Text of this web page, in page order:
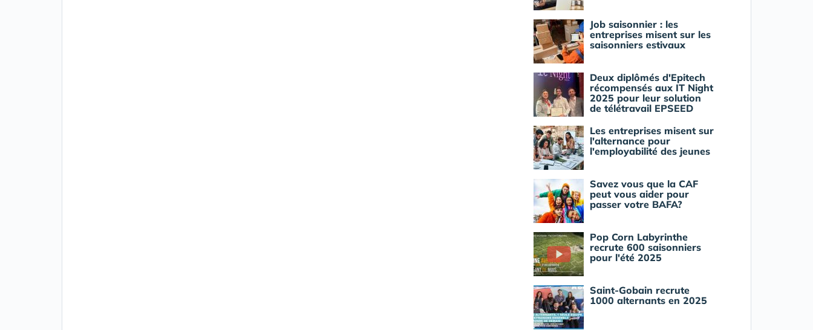
Job saisonnier : les
entreprises misent sur les
saisonniers estivaux
Deux diplômés d'Epitech
récompensés aux IT Night
2025 pour leur solution
de télétravail EPSEED
Les entreprises misent sur
l'alternance pour
l'employabilité des jeunes
Savez vous que la CAF
peut vous aider pour
passer votre BAFA?
Pop Corn Labyrinthe
recrute 600 saisonniers
pour l'été 2025
Saint-Gobain recrute
1000 alternants en 2025